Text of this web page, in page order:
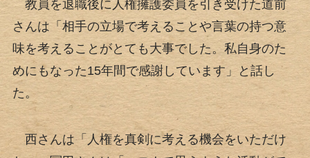
教員を退職後に人権擁護委員を引き受けた道前
さんは「相手の立場で考えることや言葉の持つ意
味を考えることがとても大事でした。私自身のた
めにもなった15年間で感謝しています」と話し
た。
西さんは「人権を真剣に考える機会をいただけ